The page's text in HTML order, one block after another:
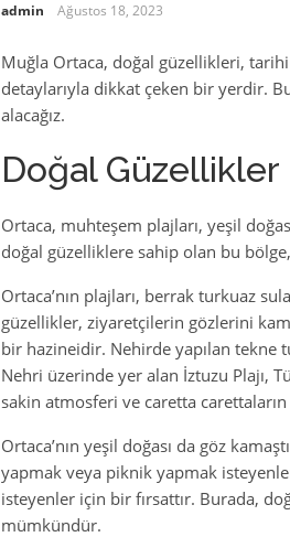
admin Ağustos 18, 2023
Muğla Ortaca, doğal güzellikleri,
detaylarıyla dikkat çeken bir yerdir.
alacağız.
Doğal Güzellikler
Ortaca, muhteşem plajları, yeşil
doğal güzelliklere sahip olan bu
Ortaca’nın plajları, berrak turkuaz
güzellikler, ziyaretçilerin gözlerini
bir hazineidir. Nehirde yapılan tekne
Nehri üzerinde yer alan İztuzu Plajı,
sakin atmosferi ve caretta
Ortaca’nın yeşil doğası da göz
yapmak veya piknik yapmak
isteyenler için bir fırsattır. Burada,
mümkündür.